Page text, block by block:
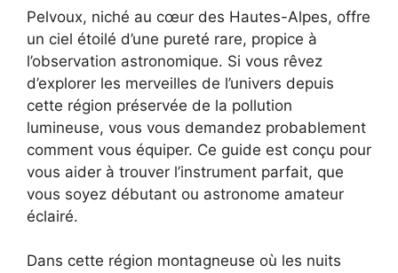
Pelvoux, niché au cœur des Hautes-Alpes, offre
un ciel étoilé d’une pureté rare, propice à
l’observation astronomique. Si vous rêvez
d’explorer les merveilles de l’univers depuis
cette région préservée de la pollution
lumineuse, vous vous demandez probablement
comment vous équiper. Ce guide est conçu pour
vous aider à trouver l’instrument parfait, que
vous soyez débutant ou astronome amateur
éclairé.
Dans cette région montagneuse où les nuits